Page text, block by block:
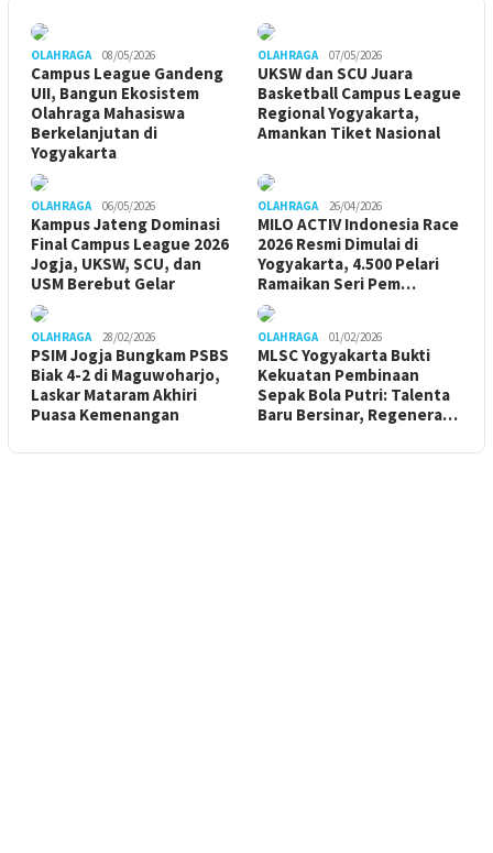
OLAHRAGA 08/05/2026
Campus League Gandeng
UII, Bangun Ekosistem
Olahraga Mahasiswa
Berkelanjutan di
Yogyakarta
OLAHRAGA 07/05/2026
UKSW dan SCU Juara
Basketball Campus League
Regional Yogyakarta,
Amankan Tiket Nasional
OLAHRAGA 06/05/2026
Kampus Jateng Dominasi
Final Campus League 2026
Jogja, UKSW, SCU, dan
USM Berebut Gelar
OLAHRAGA 26/04/2026
MILO ACTIV Indonesia Race
2026 Resmi Dimulai di
Yogyakarta, 4.500 Pelari
Ramaikan Seri Pem…
OLAHRAGA 28/02/2026
PSIM Jogja Bungkam PSBS
Biak 4-2 di Maguwoharjo,
Laskar Mataram Akhiri
Puasa Kemenangan
OLAHRAGA 01/02/2026
MLSC Yogyakarta Bukti
Kekuatan Pembinaan
Sepak Bola Putri: Talenta
Baru Bersinar, Regenera…